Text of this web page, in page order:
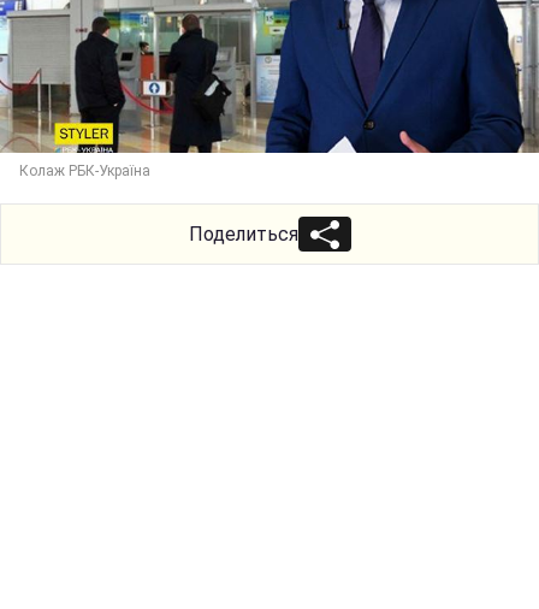
Колаж РБК-Україна
Поделиться